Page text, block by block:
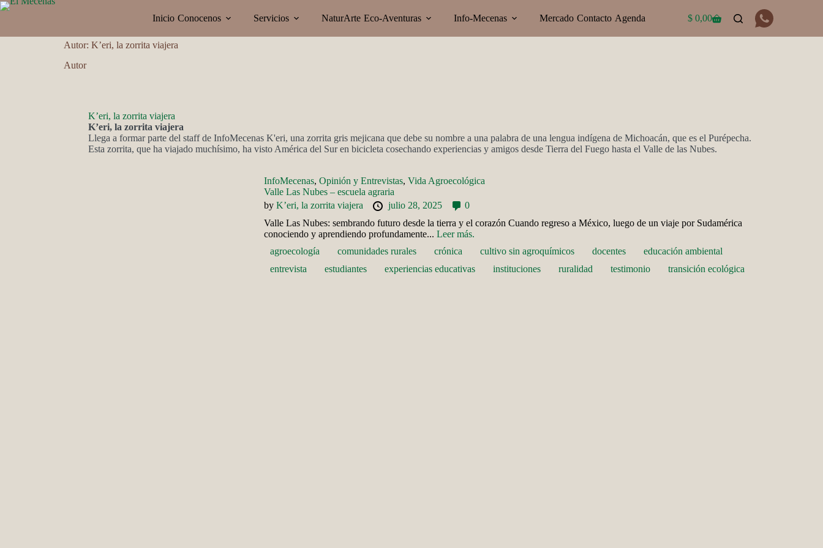
Saltar
Inicio Conocenos Servicios NaturArte Eco-Aventuras Info-Mecenas Mercado Contacto Agenda
Carro
$ 0,00
Autor: K’eri, la zorrita viajera
Autor
K’eri, la zorrita viajera
K’eri, la zorrita viajera
Llega a formar parte del staff de InfoMecenas K'eri, una zorrita gris mejicana que debe su nombre a una palabra de una lengua indígena de Michoacán, que es el Purépecha.
Esta zorrita, que ha viajado muchísimo, ha visto América del Sur en bicicleta cosechando experiencias y amigos desde Tierra del Fuego hasta el Valle de las Nubes.
InfoMecenas, Opinión y Entrevistas, Vida Agroecológica
Valle Las Nubes – escuela agraria
by K’eri, la zorrita viajera julio 28, 2025
0
Valle Las Nubes: sembrando futuro desde la tierra y el corazón Cuando regreso a México, luego de un viaje por Sudamérica
conociendo y aprendiendo profundamente... Leer más.
agroecología
comunidades rurales crónica cultivo sin agroquímicos docentes
educación ambiental
entrevista
estudiantes experiencias educativas instituciones ruralidad testimonio transición ecológica